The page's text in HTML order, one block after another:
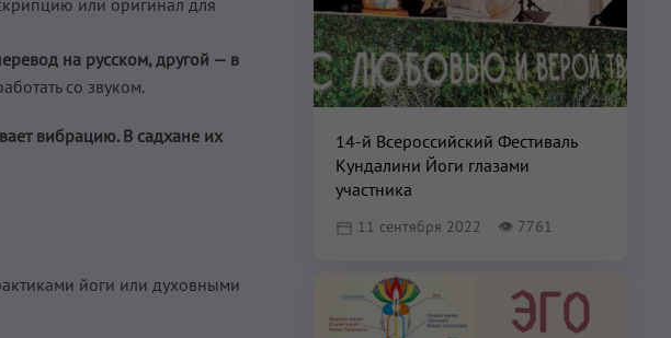
на русском, другой — в
со звуком.
вибрацию. В садхане их
йоги или духовными
14-й Всероссийский Фестиваль
Кундалини Йоги глазами
участника
11 сентября 2022 👁 7761